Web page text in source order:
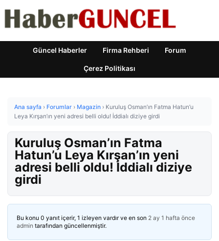
Güncel Haberler Firma Rehberi Forum
Çerez Politikası
Ana sayfa › Forumlar › Magazin › Kuruluş Osman’ın Fatma Hatun’u
Leya Kırşan’ın yeni adresi belli oldu! İddialı diziye girdi
Kuruluş Osman’ın Fatma
Hatun’u Leya Kırşan’ın yeni
adresi belli oldu! İddialı diziye
girdi
Bu konu 0 yanıt içerir, 1 izleyen vardır ve en son 2 ay 1 hafta önce
admin tarafından güncellenmiştir.